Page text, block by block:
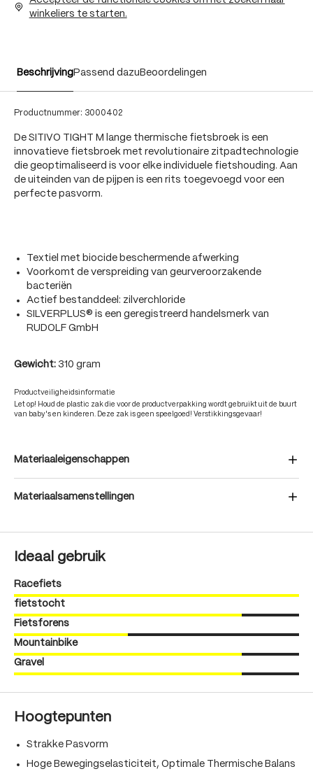
winkeliers te starten.
BeschrijvingPassend dazu Beoordelingen
Productnummer: 3000402
De SITIVO TIGHT M lange thermische fietsbroek is een
innovatieve fietsbroek met revolutionaire zitpadtechnologie
die geoptimaliseerd is voor elke individuele fietshouding. Aan
de uiteinden van de pijpen is een rits toegevoegd voor een
perfecte pasvorm.
Textiel met biocide beschermende afwerking
Voorkomt de verspreiding van geurveroorzakende
bacteriën
Actief bestanddeel: zilverchloride
SILVERPLUS® is een geregistreerd handelsmerk van
RUDOLF GmbH
Gewicht: 310 gram
Productveiligheidsinformatie
Let op! Houd de plastic zak die voor de productverpakking wordt gebruikt uit de buurt
van baby's en kinderen. Deze zak is geen speelgoed! Verstikkingsgevaar!
Materiaaleigenschappen
Materiaalsamenstellingen
Ideaal gebruik
Racefiets
fietstocht
Fietsforens
Mountainbike
Gravel
Hoogtepunten
Strakke Pasvorm
Hoge Bewegingselasticiteit, Optimale Thermische Balans